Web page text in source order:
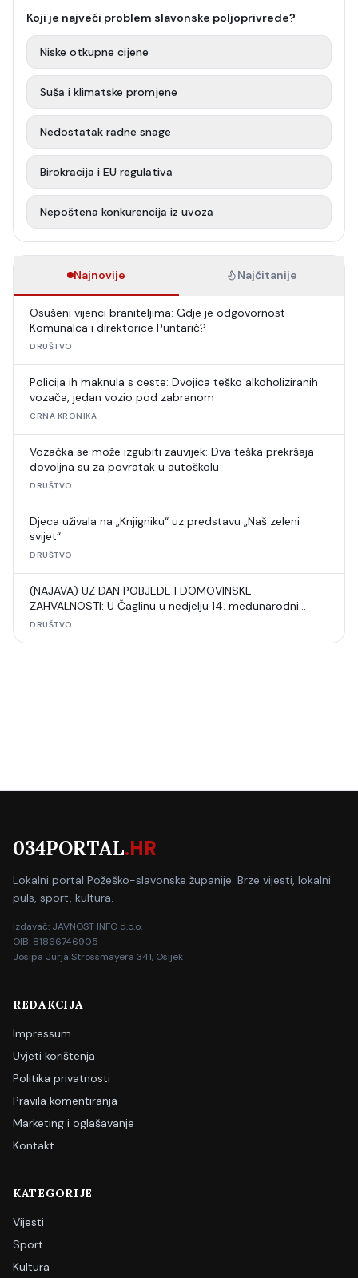
Koji je najveći problem slavonske poljoprivrede?
Niske otkupne cijene
Suša i klimatske promjene
Nedostatak radne snage
Birokracija i EU regulativa
Nepoštena konkurencija iz uvoza
Najnovije Najčitanije
Osušeni vijenci braniteljima: Gdje je odgovornost
Komunalca i direktorice Puntarić?
DRUŠTVO
Policija ih maknula s ceste: Dvojica teško alkoholiziranih
vozača, jedan vozio pod zabranom
CRNA KRONIKA
Vozačka se može izgubiti zauvijek: Dva teška prekršaja
dovoljna su za povratak u autoškolu
DRUŠTVO
Djeca uživala na „Knjigniku“ uz predstavu „Naš zeleni
svijet“
DRUŠTVO
(NAJAVA) UZ DAN POBJEDE I DOMOVINSKE
ZAHVALNOSTI: U Čaglinu u nedjelju 14. međunarodni
šahovski turnir
DRUŠTVO
034PORTAL.HR
Lokalni portal Požeško-slavonske županije. Brze vijesti, lokalni
puls, sport, kultura.
Izdavač: JAVNOST INFO d.o.o.
OIB: 81866746905
Josipa Jurja Strossmayera 341, Osijek
REDAKCIJA
Impressum
Uvjeti korištenja
Politika privatnosti
Pravila komentiranja
Marketing i oglašavanje
Kontakt
KATEGORIJE
Vijesti
Sport
Kultura